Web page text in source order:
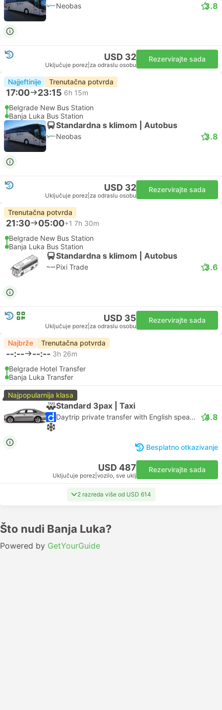
Neobas 3.8
USD 32
Uključuje porez za odraslu osobu
Rezervirajte sada
Najjeftinije Trenutačna potvrda
17:00 23:15 6h 15m
Belgrade New Bus Station
Banja Luka Bus Station
Standardna s klimom | Autobus
Neobas 3.8
USD 32
Uključuje porez za odraslu osobu
Rezervirajte sada
Trenutačna potvrda
21:30 05:00+1 7h 30m
Belgrade New Bus Station
Banja Luka Bus Station
Standardna s klimom | Autobus
Pixi Trade 3.6
USD 35
Uključuje porez za odraslu osobu
Rezervirajte sada
Najbrže Trenutačna potvrda
--:-- --:-- 3h 26m
Belgrade Hotel Transfer
Banja Luka Transfer
Najpopularnija klasa
Standard 3pax | Taxi
Daytrip private transfer with English speaking driver 4.8
Besplatno otkazivanje
USD 487
Uključuje porez vozilo, sve uklj
Rezervirajte sada
2 razreda više od USD 614
Što nudi Banja Luka?
Powered by GetYourGuide